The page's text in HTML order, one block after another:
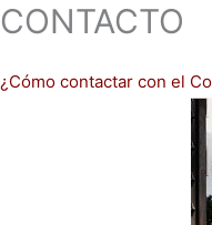
CONTACTO
¿Cómo contactar con el